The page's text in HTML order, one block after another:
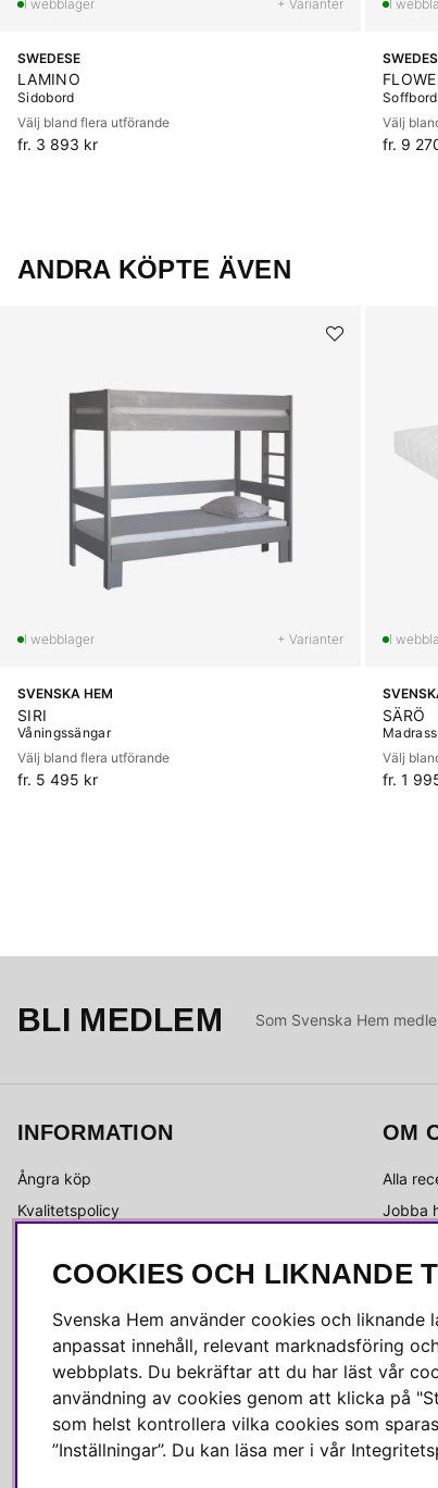
+ Varianter
SWEDESE
LAMINO
Sidobord
Välj bland flera utförande
fr. 3 893 kr
Soffbord
Välj
fr. 9
ANDRA KÖPTE ÄVEN
+ Varianter
SVENSKA HEM
SIRI
Våningssängar
Välj bland flera utförande
fr. 5 495 kr
SÄRÖ
Madrass
Välj
fr. 1
BLI MEDLEM Som Svenska Hem
INFORMATION
Ångra köp
Kvalitetspolicy
Köpvillkor
Reklamation & retur
Skötselråd
OM
Alla
Jobba
Press
COOKIES OCH LIKNANDE
Svenska Hem använder cookies och
anpassat innehåll, relevant marknadsföring
webbplats. Du bekräftar att du har läst vår
användning av cookies genom att klicka på
som helst kontrollera vilka cookies som
”Inställningar”. Du kan läsa mer i vår